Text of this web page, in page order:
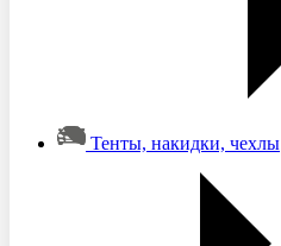
Тенты, накидки, чехлы